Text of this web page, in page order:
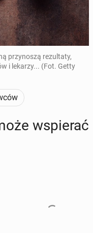
przynoszą rezultaty,
i lekarzy... (Fot. Getty
wspie­rać